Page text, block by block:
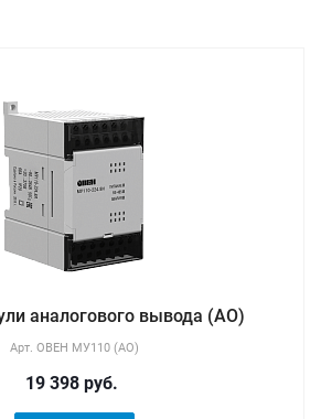
аналогового вывода (AO)
Арт. ОВЕН МУ110 (AO)
19 398 руб.